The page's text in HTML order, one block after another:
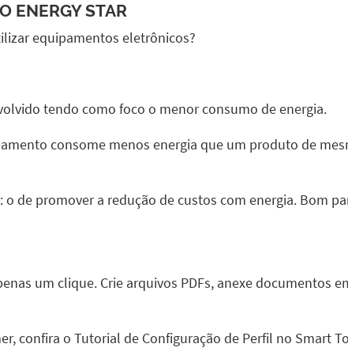
ENERGY STAR
equipamentos eletrônicos?
tendo como foco o menor consumo de energia.
consome menos energia que um produto de
de promover a redução de custos com energia. Bom
um clique. Crie arquivos PDFs, anexe documentos
confira o Tutorial de Configuração de Perfil no Smart